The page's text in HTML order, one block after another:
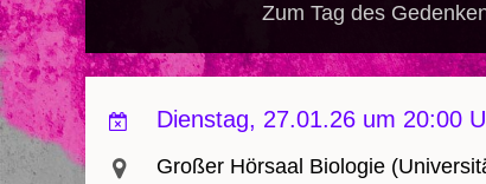
Zum Tag des
Dienstag, 27.01.26 um 20:00
Großer Hörsaal Biologie